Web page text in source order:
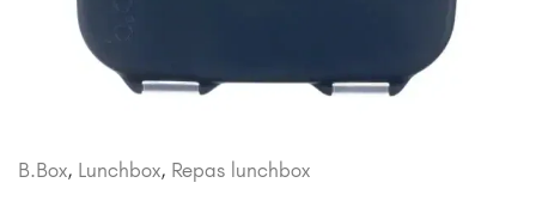
B.Box, Lunchbox, Repas lunchbox